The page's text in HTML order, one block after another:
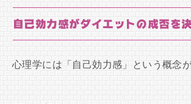
自己効力感がダイエットの成否を
心理学には「自己効力感」という概念が